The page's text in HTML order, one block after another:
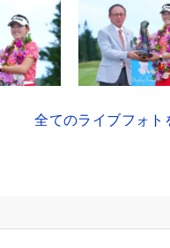
全てのライブフォト